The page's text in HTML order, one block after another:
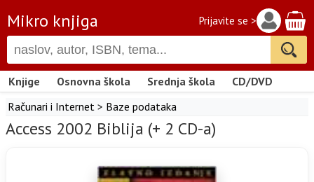
Mikro knjiga Prijavite se >
Knjige Osnovna škola Srednja škola
CD/DVD
Računari i Internet > Baze podataka
Access 2002 Biblija (+ 2 CD-a)